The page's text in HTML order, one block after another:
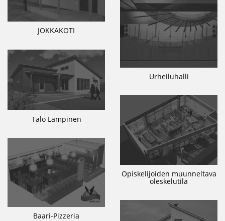
JOKKAKOTI
Urheiluhalli
Talo Lampinen
Opiskelijoiden muunneltava
oleskelutila
Baari-Pizzeria